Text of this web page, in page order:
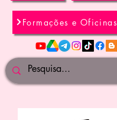
Formações e Oficinas